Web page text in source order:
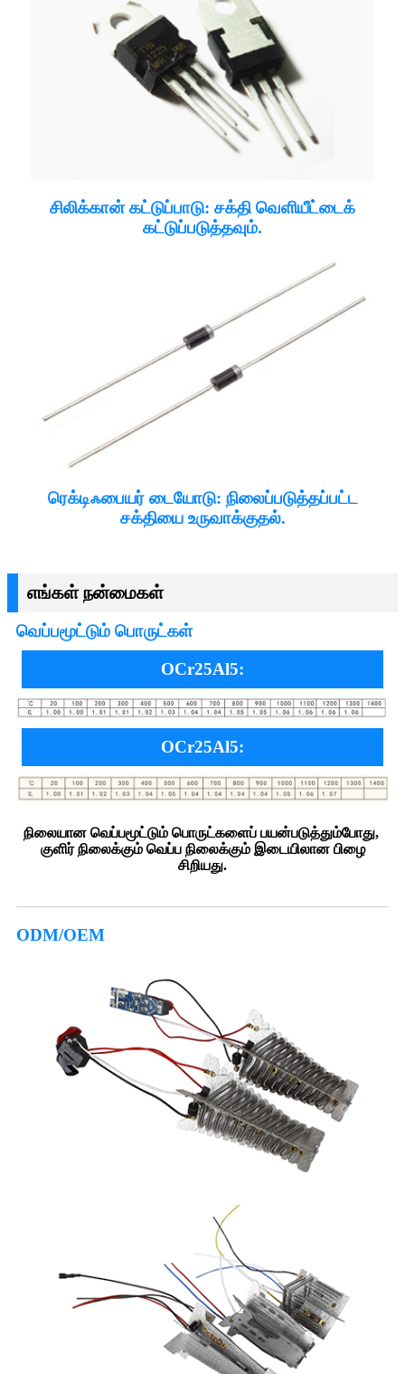
சிலிக்கான் கட்டுப்பாடு: சக்தி வெளியீட்டைக்
கட்டுப்படுத்தவும்.
ரெக்டிஃபையர் டையோடு: நிலைப்படுத்தப்பட்ட
சக்தியை உருவாக்குதல்.
எங்கள் நன்மைகள்
வெப்பமூட்டும் பொருட்கள்
OCr25Al5:
OCr25Al5:
நிலையான வெப்பமூட்டும் பொருட்களைப் பயன்படுத்தும்போது, ​​
குளிர் நிலைக்கும் வெப்ப நிலைக்கும் இடையிலான பிழை
சிறியது.
ODM/OEM